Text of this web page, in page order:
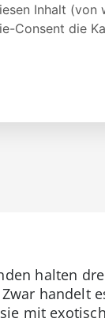
halten
handelt
mit